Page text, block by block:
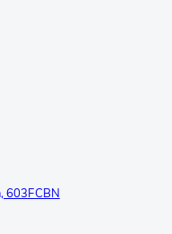
603FCBN